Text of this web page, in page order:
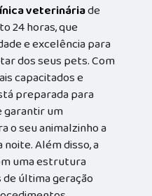
veterináriade
24 horas, que
e excelência para
dos seus pets. Com
capacitados e
preparada para
garantir um
o seu animalzinho a
Além disso, a
uma estrutura
última geração